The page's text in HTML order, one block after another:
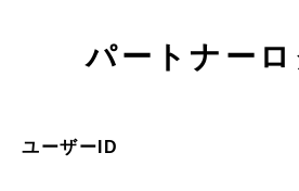
パートナー
ユーザーID